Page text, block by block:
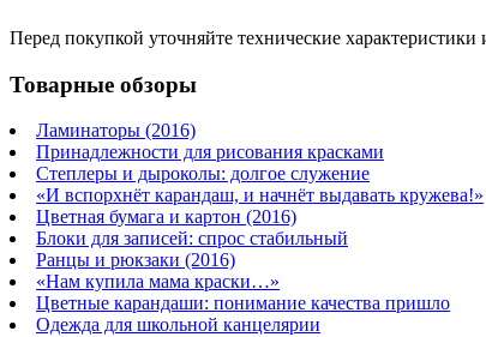
Перед покупкой уточняйте технические
Товарные обзоры
Ламинаторы (2016)
Принадлежности для рисования красками
Степлеры и дыроколы: долгое служение
«И вспорхнёт карандаш, и начнёт выдавать кружева!»
Цветная бумага и картон (2016)
Блоки для записей: спрос стабильный
Ранцы и рюкзаки (2016)
«Нам купила мама краски…»
Цветные карандаши: понимание качества пришло
Одежда для школьной канцелярии